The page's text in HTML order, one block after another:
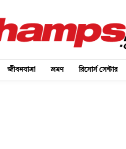
জীবনযাত্রা ভ্রমণ রিসোর্স সেন্টার